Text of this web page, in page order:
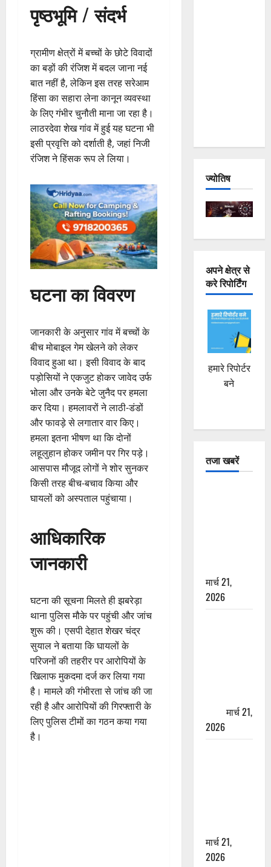
पृष्ठभूमि / संदर्भ
ग्रामीण क्षेत्रों में बच्चों के छोटे विवादों
का बड़ों की रंजिश में बदल जाना नई
बात नहीं है, लेकिन इस तरह सरेआम
हिंसा का सहारा लेना कानून व्यवस्था
के लिए गंभीर चुनौती माना जा रहा है।
लाठरदेवा शेख गांव में हुई यह घटना भी
इसी प्रवृत्ति को दर्शाती है, जहां निजी
रंजिश ने हिंसक रूप ले लिया।
घटना का विवरण
जानकारी के अनुसार गांव में बच्चों के
बीच मोबाइल गेम खेलने को लेकर
विवाद हुआ था। इसी विवाद के बाद
पड़ोसियों ने एकजुट होकर जावेद उर्फ
भोला और उनके बेटे जुनैद पर हमला
कर दिया। हमलावरों ने लाठी-डंडों
और फावड़े से लगातार वार किए।
हमला इतना भीषण था कि दोनों
लहूलुहान होकर जमीन पर गिर पड़े।
आसपास मौजूद लोगों ने शोर सुनकर
किसी तरह बीच-बचाव किया और
घायलों को अस्पताल पहुंचाया।
आधिकारिक
जानकारी
घटना की सूचना मिलते ही झबरेड़ा
थाना पुलिस मौके पर पहुंची और जांच
शुरू की। एसपी देहात शेखर चंद्र
सुयाल ने बताया कि घायलों के
परिजनों की तहरीर पर आरोपियों के
खिलाफ मुकदमा दर्ज कर लिया गया
है। मामले की गंभीरता से जांच की जा
रही है और आरोपियों की गिरफ्तारी के
लिए पुलिस टीमों का गठन कया गया
है।
ज्योतिष
अपने क्षेत्र से
करे रिपोर्टिंग
हमारे रिपोर्टर
बने
तजा खबरें
मार्च 21,
2026
मार्च 21,
2026
मार्च 21,
2026